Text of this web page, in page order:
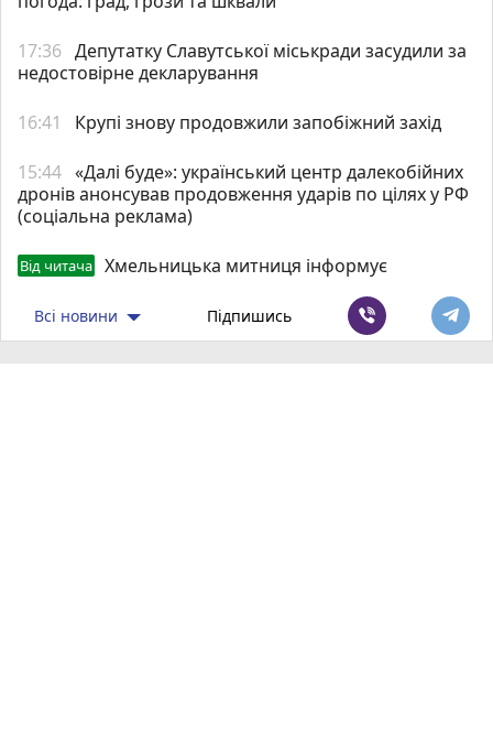
17:36 Депутатку Славутської міськради засудили за
недостовірне декларування
16:41 Крупі знову продовжили запобіжний захід
15:44 «Далі буде»: український центр далекобійних
дронів анонсував продовження ударів по цілях у РФ
(соціальна реклама)
Від читача Хмельницька митниця інформує
Всі новини Підпишись